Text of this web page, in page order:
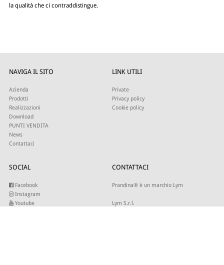
la qualità che ci contraddistingue.
NAVIGA IL SITO
Azienda
Prodotti
Realizzazioni
Download
PUNTI VENDITA
News
Contattaci
LINK UTILI
Private
Privacy policy
Cookie policy
SOCIAL
Facebook
Instagram
Youtube
CONTATTACI
Prandina® è un marchio Lym
Lym S.r.l.